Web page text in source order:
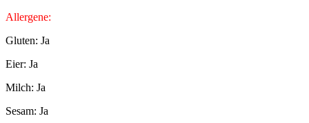
Allergene:
Gluten: Ja
Eier: Ja
Milch: Ja
Sesam: Ja